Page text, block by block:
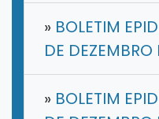
» BOLETIM
DE DEZEMBRO
» BOLETIM